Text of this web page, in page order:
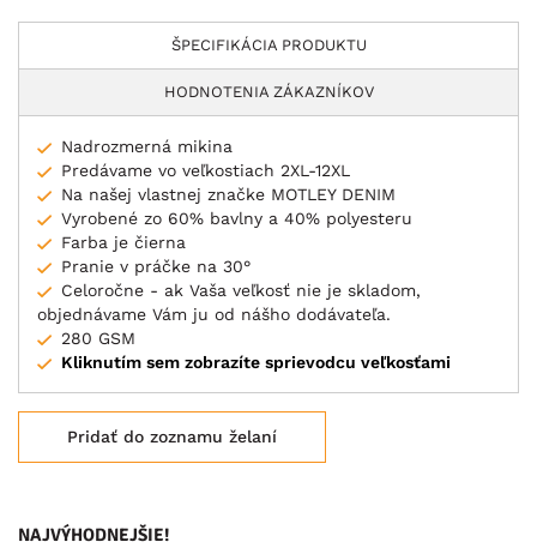
ŠPECIFIKÁCIA PRODUKTU
HODNOTENIA ZÁKAZNÍKOV
Nadrozmerná mikina
Predávame vo veľkostiach 2XL-12XL
Na našej vlastnej značke MOTLEY DENIM
Vyrobené zo 60% bavlny a 40% polyesteru
Farba je čierna
Pranie v práčke na 30°
Celoročne - ak Vaša veľkosť nie je skladom,
objednávame Vám ju od nášho dodávateľa.
280 GSM
Kliknutím sem zobrazíte sprievodcu veľkosťami
Pridať do zoznamu želaní
NAJVÝHODNEJŠIE!